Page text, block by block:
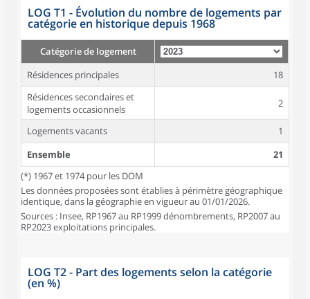
LOG T1 - Évolution du nombre de logements par
catégorie en historique depuis 1968
Catégorie de logement
Résidences principales
18
Résidences secondaires et
logements occasionnels
2
Logements vacants
1
Ensemble
21
(*) 1967 et 1974 pour les DOM
Les données proposées sont établies à périmètre géographique
identique, dans la géographie en vigueur au 01/01/2026.
Sources : Insee, RP1967 au RP1999 dénombrements, RP2007 au
RP2023 exploitations principales.
LOG T2 - Part des logements selon la catégorie
(en %)